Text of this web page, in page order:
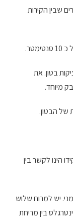
שבין הקירות
בטון. את
מיוחד.
של הבטון.
הינו לקשר בין
יש למרוח שלוש
בין מריחת